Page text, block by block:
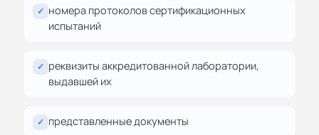
✓ номера протоколов сертификационных
испытаний
✓ реквизиты аккредитованной лаборатории,
выдавшей их
✓ представленные документы